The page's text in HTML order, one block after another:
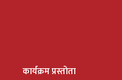
कार्यक्रम प्रस्तोता